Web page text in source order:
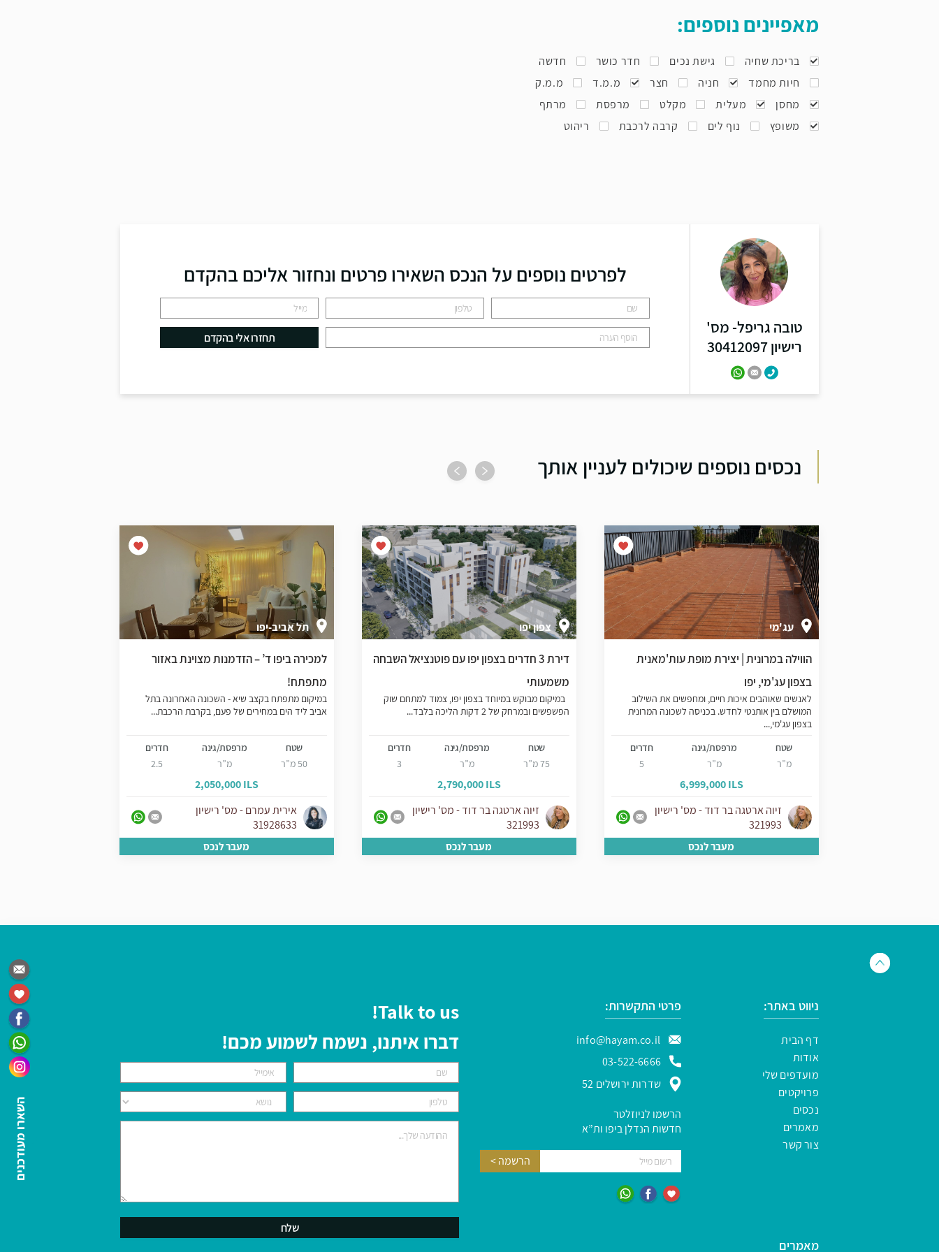
השארו מעודכנים
מאפיינים נוספים:
בריכת שחיה גישת נכים חדר כושר
חדשה
חיות מחמד
חניה חצר מ.מ.ד
מ.מ.ק
מחסן
מעלית מקלט מרפסת
מרתף
משופץ
נוף לים קרבה לרכבת ריהוט
טובה גריפל- מס'
רישיון 30412097
לפרטים נוספים על הנכס השאירו פרטים ונחזור אליכם בהקדם
נכסים נוספים שיכולים לעניין אותך
עג'מי
הווילה במרונית | יצירת מופת עות'מאנית
בצפון עג'מי, יפו
לאנשים שאוהבים איכות חיים, ומחפשים את השילוב
המושלם בין אותנטי לחדש. בכניסה לשכונה המרונית
בצפון עג'מי,...
שטח
מ”ר
מרפסת/גינה
מ”ר
חדרים
5
6,999,000 ILS
זיוה ארטגה בר דוד - מס' רישיון
321993
מעבר לנכס
צפון יפו
דירת 3 חדרים בצפון יפו עם פוטנציאל השבחה
משמעותי
במיקום מבוקש במיוחד בצפון יפו, צמוד למתחם שוק
הפשפשים ובמרחק של 2 דקות הליכה בלבד...
שטח
75 מ”ר
מרפסת/גינה
מ”ר
חדרים
3
2,790,000 ILS
זיוה ארטגה בר דוד - מס' רישיון
321993
מעבר לנכס
תל אביב-יפו
למכירה ביפו ד’ – הזדמנות מצוינת באזור
מתפתח!
במיקום מתפתח בקצב שיא - השכונה האחרונה בתל
אביב ליד הים במחירים של פעם, בקרבת הרכבת...
שטח
50 מ”ר
מרפסת/גינה
מ”ר
חדרים
2.5
2,050,000 ILS
אירית עמרם - מס' רישיון
31928633
מעבר לנכס
ניווט באתר:
דף הבית
אודות
מועדפים שלי
פרויקטים
נכסים
מאמרים
צור קשר
פרטי התקשרות:
info@hayam.co.il
03-522-6666
שדרות ירושלים 52
הרשמו לניוזלטר
חדשות הנדלן ביפו ות”א
מאמרים
Talk to us!
דברו איתנו, נשמח לשמוע מכם!